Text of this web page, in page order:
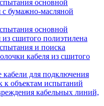
основной
с бумажно-масляной
основной
из сшитого полиэтилена
и поиска
кабеля из сшитого
кабели для подключения
к объектам испытаний
кабельных линий,